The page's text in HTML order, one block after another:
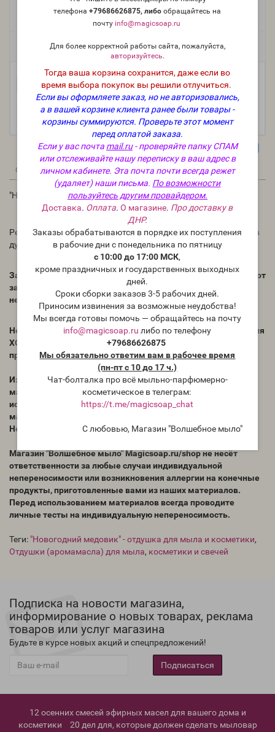
телефона+79686626875, либообращайтесь на
почту info@magicsoap.ru
Для более корректной работы сайта, пожалуйста,
авторизуйтесь.
Тогда ваша корзина сохранится, даже если во
время выбора покупок вы решили отлучиться.
Если вы оформляете заказ, но не авторизовались,
а в вашей корзине клиента ранее были товары -
корзины суммируются. Проверьте этот момент
перед оплатой заказа.
Если у вас почта mail.ru- проверяйте папку СПАМ
или отслеживайте нашу переписку в ваш адрес в
личном кабинете. Эта почта почти всегда режет
(удаляет) наши письма. По возможности
пользуйтесь другим провайдером.
Доставка. Оплата.О магазине. Про доставку в
ДНР.
Заказы обрабатываются в порядке их поступления
в рабочие дни с понедельника по пятницу
с 10:00 до 17:00 МСК,
кроме праздничных и государственных выходных
дней.
Сроки сборки заказов 3-5 рабочих дней.
Приносим извинения за возможные неудобства!
Мы всегда готовы помочь — обращайтесь на почту
info@magicsoap.ru либо по телефону
+79686626875
Мы обязательно ответим вам в рабочее время
(пн-пт с 10 до 17 ч.)
Чат-болталка про всё мыльно-парфюмерно-
косметическое в телеграм:
https://t.me/magicsoap_chat
С любовью, Магазин "Волшебное мыло"
78 руб. 5 мл (пробник) 59 руб.
Есть в наличии
+ В корзину
Описание Отзывы Вопрос - Ответ
"Новогодний медовик" - отдушка для мыла и косметики
Рекомендации по использованию: в мыле и косметике 1-3%; в
духах до 30%.
Запах ароматического масла в бутылке может отличаться от
запаха в приготовленном Вами продукте. Для проверки
необходимо проводить тесты.
Нет никаких сведений, как ведёт себя отдушка в мыле с нуля
ХОЛОДНЫМ способом. Всегда тестируйте отдушки перед
применением.
Избегать попадания концентрированного ароматического
масла на кожу, для теста на реакцию кожи необходимо
использовать раствор ароматического масла (в другом
масле).
Не употреблять внутрь.
Магазин "Волшебное мыло" Magicsoap.ru/shop не несёт
ответственности за любые случаи индивидуальной
непереносимости или возникновения аллергии на конечные
продукты, приготовленные вами из наших материалов.
Перед использованием материалов всегда проводите
личные тесты на индивидуальную непереносимость.
Теги: "Новогодний медовик" - отдушка для мыла и косметики,
Отдушки (аромамасла) для мыла, косметики и свечей
Подписка на новости магазина,
информирование о новых товарах, реклама
товаров или услуг магазина
Будьте в курсе новых акций и спецпредложений!
Подписаться
12 осенних смесей эфирных масел для вашего дома и
косметики
20 дел для, которые должен сделать мыловар